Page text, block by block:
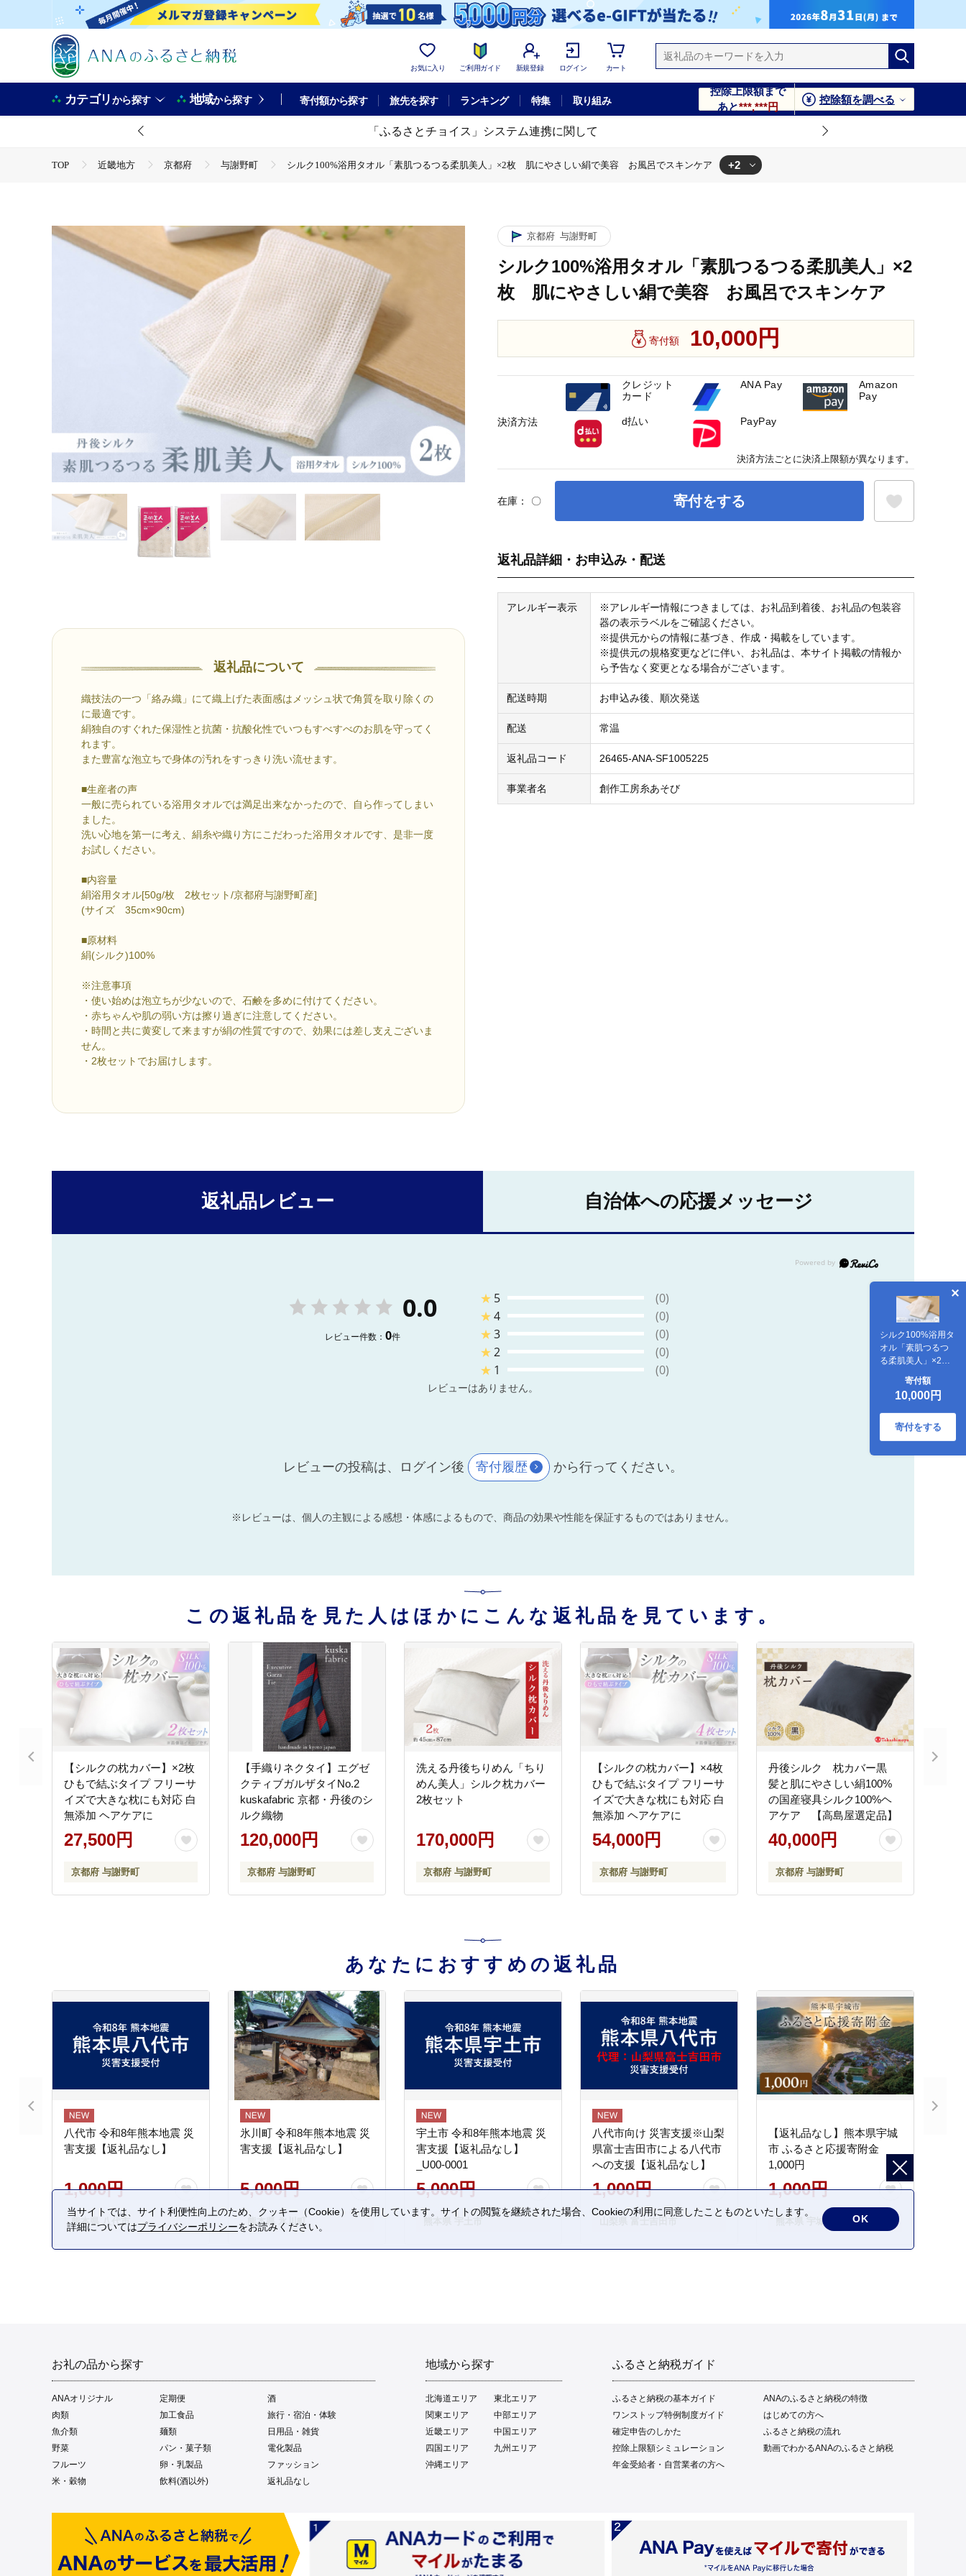
お気に入り ご利用ガイド 新規登録 ログイン カート
カテゴリから探す 地域から探す 寄付額から探す 旅先を探す ランキング 特集 取り組み
控除上限額まで
あと***,***円
控除額を調べる
「ふるさとチョイス」システム連携に関して
TOP 近畿地方 京都府 与謝野町 シルク100%浴用タオル「素肌つるつる柔肌美人」×2枚 肌にやさしい絹で美容 お風呂でスキンケア +2
返礼品について
織技法の一つ「絡み織」にて織上げた表面感はメッシュ状で角質を取り除くの
に最適です。
絹独自のすぐれた保湿性と抗菌・抗酸化性でいつもすべすべのお肌を守ってく
れます。
また豊富な泡立ちで身体の汚れをすっきり洗い流せます。
■生産者の声
一般に売られている浴用タオルでは満足出来なかったので、自ら作ってしまい
ました。
洗い心地を第一に考え、絹糸や織り方にこだわった浴用タオルです、是非一度
お試しください。
■内容量
絹浴用タオル[50g/枚 2枚セット/京都府与謝野町産]
(サイズ 35cm×90cm)
■原材料
絹(シルク)100%
※注意事項
・使い始めは泡立ちが少ないので、石鹸を多めに付けてください。
・赤ちゃんや肌の弱い方は擦り過ぎに注意してください。
・時間と共に黄変して来ますが絹の性質ですので、効果には差し支えございま
せん。
・2枚セットでお届けします。
京都府 与謝野町
シルク100%浴用タオル「素肌つるつる柔肌美人」×2
枚 肌にやさしい絹で美容 お風呂でスキンケア
寄付額 10,000円
在庫： 〇 寄付をする
シルク100%浴用タ
オル「素肌つるつ
る柔肌美人」×2
絹で美容 お風呂
でスキンケア
寄付額
10,000円
寄付をする
返礼品詳細・お申込み・配送
アレルギー表示
※アレルギー情報につきましては、お礼品到着後、お礼品の包装容
器の表示ラベルをご確認ください。
※提供元からの情報に基づき、作成・掲載をしています。
※提供元の規格変更などに伴い、お礼品は、本サイト掲載の情報か
ら予告なく変更となる場合がございます。
配送時期 お申込み後、順次発送
配送 常温
返礼品コード 26465-ANA-SF1005225
事業者名 創作工房糸あそび
決済方法
クレジット
カード
ANA Pay
Amazon
Pay
d払い PayPay
決済方法ごとに決済上限額が異なります。
返礼品レビュー 自治体への応援メッセージ
0.0
レビュー件数： 0件
★ 5
(0)
★4
(0)
★3
(0)
★2
(0)
★ 1 (0)
レビューはありません。
レビューの投稿は、ログイン後 寄付履歴 から行ってください。
※レビューは、個人の主観による感想・体感によるもので、商品の効果や性能を保証するものではありません。
この返礼品を見た人はほかにこんな返礼品を見ています。
【シルクの枕カバー】×2枚
ひもで結ぶタイプ フリーサ
イズで大きな枕にも対応 白
無添加 ヘアケアに
27,500円
京都府 与謝野町
【手織りネクタイ】エグゼ
クティブガルザタイNo.2
kuskafabric 京都・丹後のシ
ルク織物
120,000円
京都府 与謝野町
洗える丹後ちりめん「ちり
めん美人」シルク枕カバー
2枚セット
170,000円
京都府 与謝野町
【シルクの枕カバー】×4枚
ひもで結ぶタイプ フリーサ
イズで大きな枕にも対応 白
無添加 ヘアケアに
54,000円
京都府 与謝野町
丹後シルク 枕カバー黒
髪と肌にやさしい絹100%
の国産寝具シルク100%ヘ
アケア 【高島屋選定品】
40,000円
京都府 与謝野町
あなたにおすすめの返礼品
八代市 令和8年熊本地震 災
害支援【返礼品なし】
1,000円
熊本県 八代市
氷川町 令和8年熊本地震 災
害支援【返礼品なし】
5,000円
熊本県 氷川町
宇土市 令和8年熊本地震 災
害支援【返礼品なし】
_U00-0001
5,000円
八代市向け 災害支援※山梨
県富士吉田市による八代市
への支援【返礼品なし】
1,000円
【返礼品なし】熊本県宇城
市 ふるさと応援寄附金
1,000円
1,000円
熊本県 宇城市
お礼の品から探す
ANAオリジナル 定期便
酒
肉類
加工食品
旅行・宿泊・体験
魚介類
麺類
日用品・雑貨
野菜
パン・菓子類
電化製品
フルーツ
卵・乳製品
ファッション
米・穀物
飲料(酒以外) 返礼品なし
地域から探す
北海道エリア
東北エリア
関東エリア
中部エリア
近畿エリア
中国エリア
四国エリア
九州エリア
沖縄エリア
ふるさと納税ガイド
ふるさと納税の基本ガイド
ANAのふるさと納税の特徴
ワンストップ特例制度ガイド
はじめての方へ
確定申告のしかた
ふるさと納税の流れ
控除上限額シミュレーション
動画でわかるANAのふるさと納税
年金受給者・自営業者の方へ
当サイトでは、サイト利便性向上のため、クッキー（Cookie）を使用しています。サイトの閲覧を継続された場合、Cookieの利用に同意したことものといたします。
詳細についてはプライバシーポリシーをお読みください。
OK